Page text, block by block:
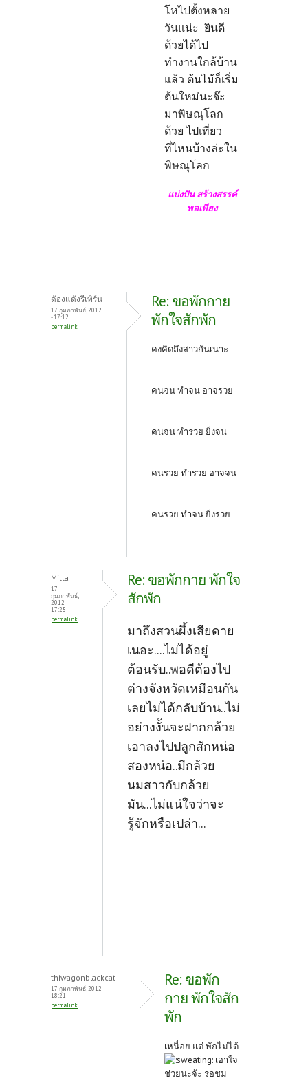
โหไปตั้งหลาย
วันแน่ะ ยินดี
ด้วยได้ไป
ทำงานใกล้บ้าน
แล้ว ต้นไม้ก็เริ่ม
ต้นใหม่นะจ๊ะ
มาพิษณุโลก
ด้วย ไปเที่ยว
ที่ไหนบ้างล่ะใน
พิษณุโลก
แบ่งปัน สร้างสรรค์
พอเพียง
ด้องแด้งรีเทิร์น
17 กุมภาพันธ์, 2012
- 17:12
permalink
Re: ขอพักกาย
พักใจสักพัก
คงคิดถึงสาวกันเนาะ
คนจน ทำจน อาจรวย
คนจน ทำรวย ยิ่งจน
คนรวย ทำรวย อาจจน
คนรวย ทำจน ยิ่งรวย
Mitta
17
กุมภาพันธ์,
2012 -
17:25
permalink
Re: ขอพักกาย พักใจ
สักพัก
มาถึงสวนผึ้งเสียดาย
เนอะ....ไม่ได้อยู่
ต้อนรับ..พอดีต้องไป
ต่างจังหวัดเหมือนกัน
เลยไม่ได้กลับบ้าน..ไม่
อย่างงั้นจะฝากกล้วย
เอาลงไปปลูกสักหน่อ
สองหน่อ..มีกล้วย
นมสาวกับกล้วย
มัน...ไม่แน่ใจว่าจะ
รู้จักหรือเปล่า...
thiwagonblackcat
17 กุมภาพันธ์, 2012 -
18:21
permalink
Re: ขอพัก
กาย พักใจสัก
พัก
เหนื่อย แต่ พักไม่ได้
เอาใจ
ช่วยนะจ้ะ รอชม